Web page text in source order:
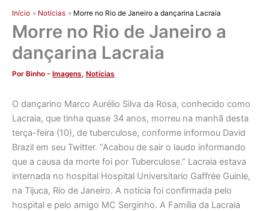
Início Notícias Morre no Rio de Janeiro a dançarina Lacraia
Morre no Rio de Janeiro a
dançarina Lacraia
Por Binho - Imagens, Notícias
O dançarino Marco Aurélio Silva da Rosa, conhecido como
Lacraia, que tinha quase 34 anos, morreu na manhã desta
terça-feira (10), de tuberculose, conforme informou David
Brazil em seu Twitter. “Acabou de sair o laudo informando
que a causa da morte foi por Tuberculose.” Lacraia estava
internada no hospital Hospital Universitario Gaffrée Guinle,
na Tijuca, Rio de Janeiro. A notícia foi confirmada pelo
hospital e pelo amigo MC Serginho. A Família da Lacraia